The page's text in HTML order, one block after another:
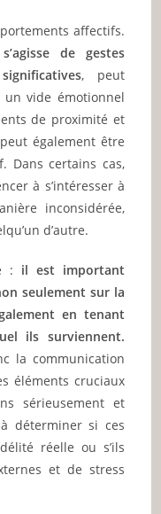
affectifs.
de gestes
, peut
un vide émotionnel
de proximité et
également être
Dans certains cas,
à s’intéresser à
inconsidérée,
d’autre.
: il est important
seulement sur la
en tenant
ils surviennent.
la communication
éléments cruciaux
sérieusement et
déterminer si ces
réelle ou s’ils
et de stress